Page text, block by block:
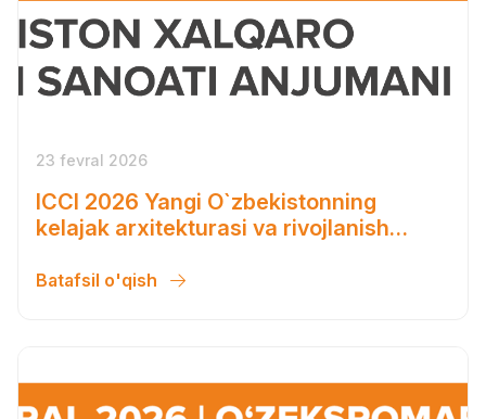
23 fevral 2026
ICCI 2026 Yangi O`zbekistonning
kelajak arxitekturasi va rivojlanish
Batafsil o'qish